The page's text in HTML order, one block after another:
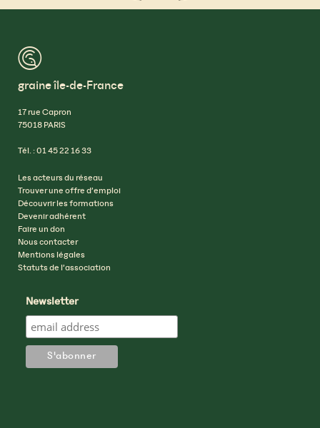
™
graine île-de-France
17 rue Capron
75018 PARIS
Tél. : 01 45 22 16 33
Les acteurs du réseau
Trouver une offre d’emploi
Découvrir les formations
Devenir adhérent
Faire un don
Nous contacter
Mentions légales
Statuts de l’association
Newsletter